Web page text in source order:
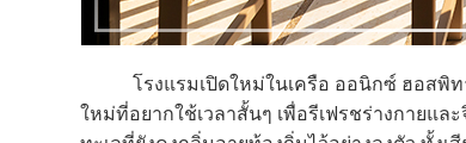
โรงแรมเปิดใหม่ในเครือ ออนิกซ์ ฮอสพิทาลิ
ใหม่ที่อยากใช้เวลาสั้นๆ เพื่อรีเฟรชร่างกายแ